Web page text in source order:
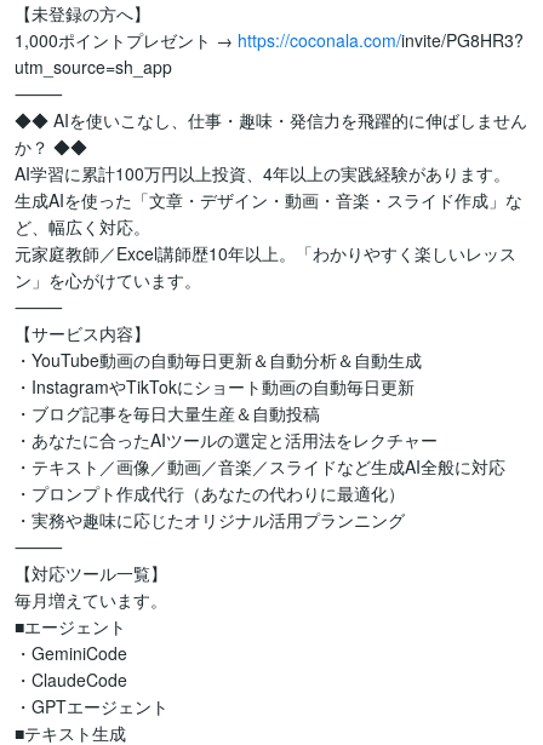
【未登録の方へ】
1,000ポイントプレゼント → https://coconala.com/invite/PG8HR3?
utm_source=sh_app
⸻
◆◆ AIを使いこなし、仕事・趣味・発信力を飛躍的に伸ばしません
か？ ◆◆
AI学習に累計100万円以上投資、4年以上の実践経験があります。
生成AIを使った「文章・デザイン・動画・音楽・スライド作成」な
ど、幅広く対応。
元家庭教師／Excel講師歴10年以上。「わかりやすく楽しいレッス
ン」を心がけています。
⸻
【サービス内容】
・YouTube動画の自動毎日更新＆自動分析＆自動生成
・InstagramやTikTokにショート動画の自動毎日更新
・ブログ記事を毎日大量生産＆自動投稿
・あなたに合ったAIツールの選定と活用法をレクチャー
・テキスト／画像／動画／音楽／スライドなど生成AI全般に対応
・プロンプト作成代行（あなたの代わりに最適化）
・実務や趣味に応じたオリジナル活用プランニング
⸻
【対応ツール一覧】
毎月増えています。
■エージェント
・GeminiCode
・ClaudeCode
・GPTエージェント
■テキスト生成